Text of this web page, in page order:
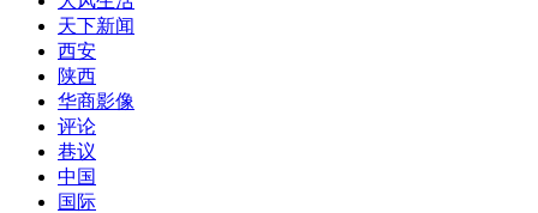
天下新闻
西安
陕西
华商影像
评论
巷议
中国
国际